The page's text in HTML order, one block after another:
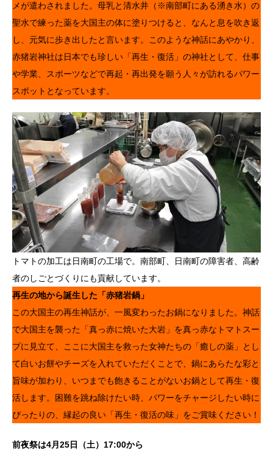
メが遣わされました。母乳と清水井（※南部町にある湧き水）の
聖水で練った薬を大国主の体に塗りつけると、なんと息を吹き返
し、元気に歩き出したと言います。このような神話にあやかり、
赤猪岩神社は日本でも珍しい「再生・復活」の神社として、仕事
や学業、スポーツなどで再起・再出発を願う人々が訪れるパワー
スポットとなっています。
トマトの加工は日南町の工場で。南部町、日南町の障害者、高齢
者のしごとづくりにも貢献しています。
再生の地から誕生した「赤猪岩鍋」
この大国主の再生神話が、一風変わったお鍋になりました。神話
で大国主を襲った「真っ赤に焼いた大岩」を真っ赤なトマトスー
プに見立て、ここに大国主を救った女神たちの「癒しの薬」とし
て白いお餅やチーズを入れていただくことで、鍋にあらたな彩と
旨味が加わり、いつまでも飽きることがないお鍋として再生・復
活します。困難を跳ね除けたい時、パワーをチャージしたい時に
ぴったりの、縁起の良い「再生・復活の味」をご賞味ください！
前夜祭は4月25日（土）17:00から